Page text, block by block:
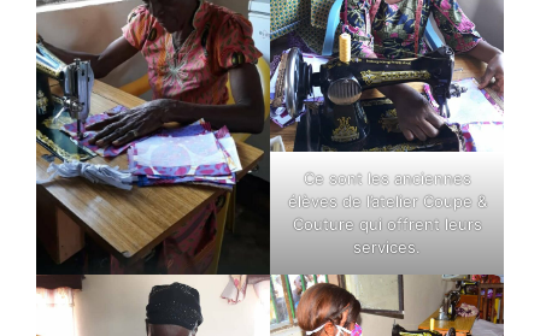
Ce sont les anciennes
élèves de l’atelier Coupe &
Couture qui offrent leurs
services.